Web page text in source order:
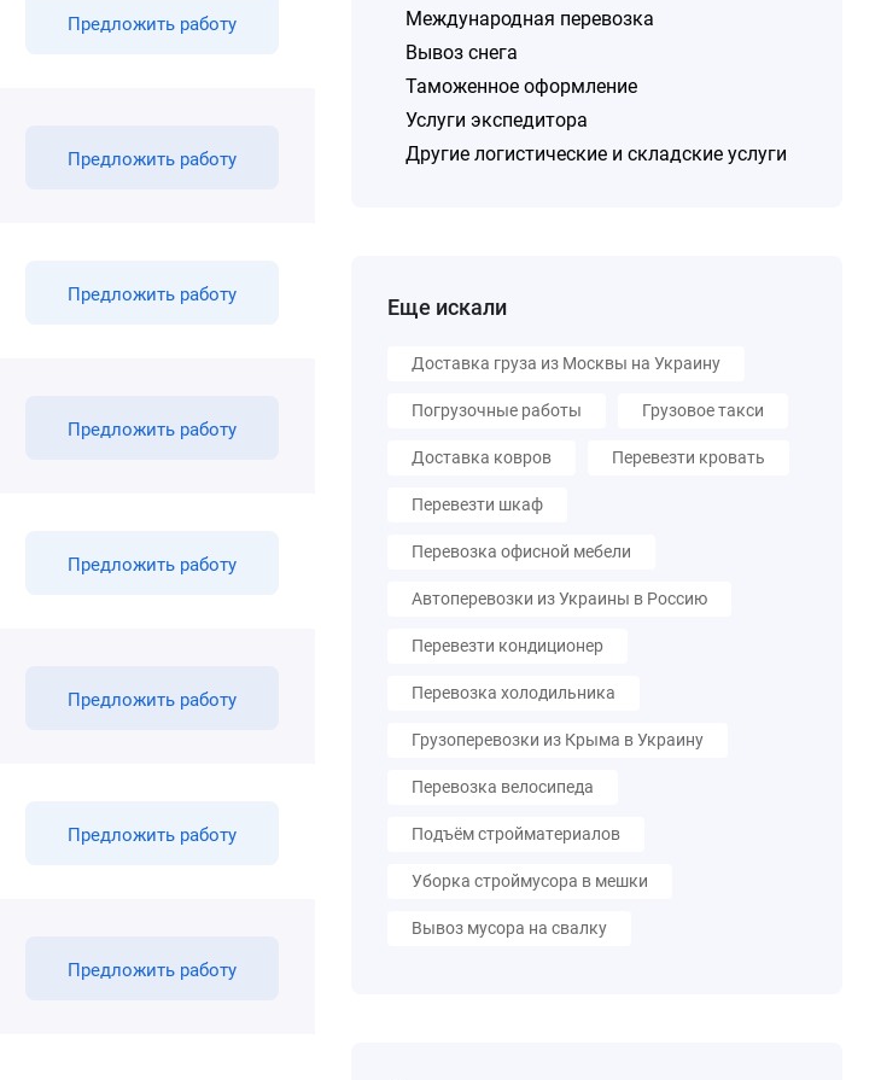
Предложить работу
Предложить работу
Предложить работу
Предложить работу
Предложить работу
Предложить работу
Предложить работу
Предложить работу
Международная перевозка
Вывоз снега
Таможенное оформление
Услуги экспедитора
Другие логистические и складские услуги
Еще искали
Доставка груза из Москвы на Украину
Погрузочные работы Грузовое такси
Доставка ковров Перевезти кровать
Перевезти шкаф
Перевозка офисной мебели
Автоперевозки из Украины в Россию
Перевезти кондиционер
Перевозка холодильника
Грузоперевозки из Крыма в Украину
Перевозка велосипеда
Подъём стройматериалов
Уборка строймусора в мешки
Вывоз мусора на свалку